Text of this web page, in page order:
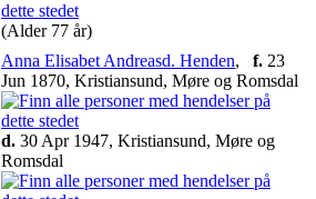
(Alder 77 år)
Anna Elisabet Andreasd. Henden, f. 23
Jun 1870, Kristiansund, Møre og Romsdal
d. 30 Apr 1947, Kristiansund, Møre og
Romsdal